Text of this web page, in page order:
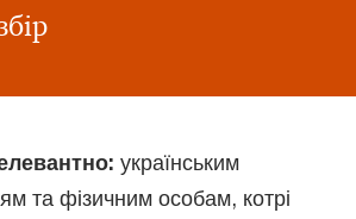
українським
та фізичним особам, котрі